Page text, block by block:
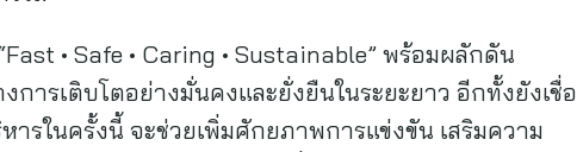
• Safe • Caring • Sustainable” พร้อมผลักดัน
ารเติบโตอย่างมั่นคงและยั่งยืนในระยะยาว อีกทั้งยังเชื่อ
รในครั้งนี้ จะช่วยเพิ่มศักยภาพการแข่งขัน เสริมความ